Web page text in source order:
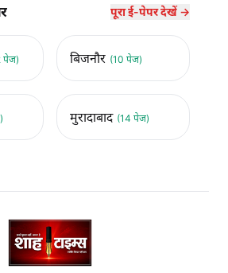
पूरा ई-पेपर देखें →
पेज) बिजनौर (10 पेज)
मुरादाबाद (14 पेज)